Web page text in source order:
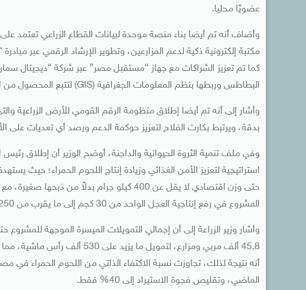
عضويًا محليا.
وأضاف أنه تم أيضا بناء منصة موحدة لبيانات القطاع الزراعي تعتمد
مكتبة إلكترونية ذكية لدعم المزارعين، وتطوير الإرشاد الرقمي عبر
كما تم تعزيز الشراكات مع جهاز “مستقبل مصر” عبر شركة “ديجيتال
البطاطس وربطها بنظم المعلومات الجغرافية (GIS) لتتبع المحصول من الزراعة حتى التصدير.
وأشار إلى أنه تم أيضا إطلاق منظومة الرقم القومي للأرض الزراعية
بدقة، ويرتبط بكارت الفلاح لتعزيز حوكمة الدعم ورصد أي تعديات على
استراتيجية لتعزيز الأمن الغذائي وزيادة إنتاج اللحوم الحمراء؛ حيث
حتى وزن اقتصادي لا يقل عن 400 كيلو جرام
المشروع في رفع إنتاجية العجل الواحد من 30 كجم إلى ما يقرب من 250 كيلو جراماً بفضل برامج التسمين والرعاية البيطرية.
45.8 ألف مربي ومزارع، لتمويل
الماضي، وتقليص فجوة الاستيراد إلى 40% فقط.